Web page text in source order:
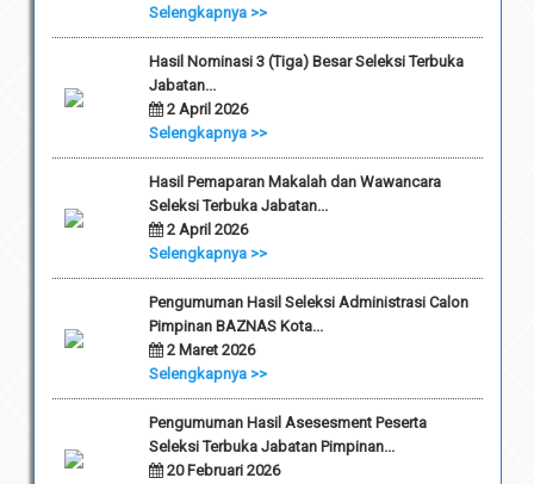
Selengkapnya >>
Hasil Nominasi 3 (Tiga) Besar Seleksi Terbuka
Jabatan...
2 April 2026
Selengkapnya >>
Hasil Pemaparan Makalah dan Wawancara
Seleksi Terbuka Jabatan...
2 April 2026
Selengkapnya >>
Pengumuman Hasil Seleksi Administrasi Calon
Pimpinan BAZNAS Kota...
2 Maret 2026
Selengkapnya >>
Pengumuman Hasil Asesesment Peserta
Seleksi Terbuka Jabatan Pimpinan...
20 Februari 2026